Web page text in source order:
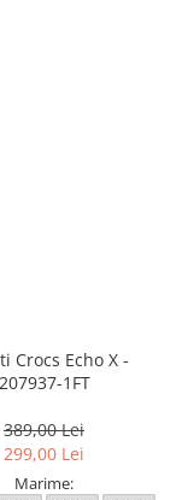
Crocs Echo X -
207937-1FT
389,00 Lei
299,00 Lei
Marime: